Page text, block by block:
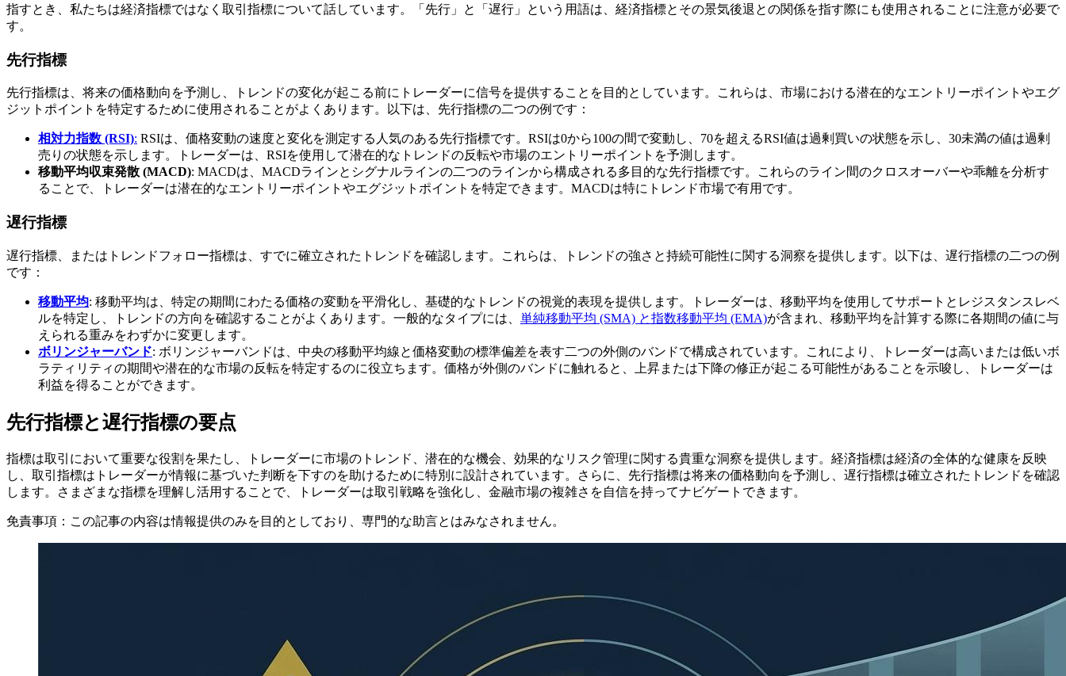
指すとき、私たちは経済指標ではなく取引指標について話しています。「先行」と「遅行」という用語は、経済指標とその景気後退との関係を指す際にも使用されることに注意が必要で
す。
先行指標
先行指標は、将来の価格動向を予測し、トレンドの変化が起こる前にトレーダーに信号を提供することを目的としています。これらは、市場における潜在的なエントリーポイントやエグ
ジットポイントを特定するために使用されることがよくあります。以下は、先行指標の二つの例です：
相対力指数 (RSI): RSIは、価格変動の速度と変化を測定する人気のある先行指標です。RSIは0から100の間で変動し、70を超えるRSI値は過剰買いの状態を示し、30未満の値は過剰
売りの状態を示します。トレーダーは、RSIを使用して潜在的なトレンドの反転や市場のエントリーポイントを予測します。
移動平均収束発散 (MACD): MACDは、MACDラインとシグナルラインの二つのラインから構成される多目的な先行指標です。これらのライン間のクロスオーバーや乖離を分析す
ることで、トレーダーは潜在的なエントリーポイントやエグジットポイントを特定できます。MACDは特にトレンド市場で有用です。
遅行指標
遅行指標、またはトレンドフォロー指標は、すでに確立されたトレンドを確認します。これらは、トレンドの強さと持続可能性に関する洞察を提供します。以下は、遅行指標の二つの例
です：
移動平均: 移動平均は、特定の期間にわたる価格の変動を平滑化し、基礎的なトレンドの視覚的表現を提供します。トレーダーは、移動平均を使用してサポートとレジスタンスレベ
ルを特定し、トレンドの方向を確認することがよくあります。一般的なタイプには、 単純移動平均 (SMA) と指数移動平均 (EMA)が含まれ、移動平均を計算する際に各期間の値に与
えられる重みをわずかに変更します。
ボリンジャーバンド: ボリンジャーバンドは、中央の移動平均線と価格変動の標準偏差を表す二つの外側のバンドで構成されています。これにより、トレーダーは高いまたは低いボ
ラティリティの期間や潜在的な市場の反転を特定するのに役立ちます。価格が外側のバンドに触れると、上昇または下降の修正が起こる可能性があることを示唆し、トレーダーは
利益を得ることができます。
先行指標と遅行指標の要点
指標は取引において重要な役割を果たし、トレーダーに市場のトレンド、潜在的な機会、効果的なリスク管理に関する貴重な洞察を提供します。経済指標は経済の全体的な健康を反映
し、取引指標はトレーダーが情報に基づいた判断を下すのを助けるために特別に設計されています。さらに、先行指標は将来の価格動向を予測し、遅行指標は確立されたトレンドを確認
します。さまざまな指標を理解し活用することで、トレーダーは取引戦略を強化し、金融市場の複雑さを自信を持ってナビゲートできます。
免責事項：この記事の内容は情報提供のみを目的としており、専門的な助言とはみなされません。